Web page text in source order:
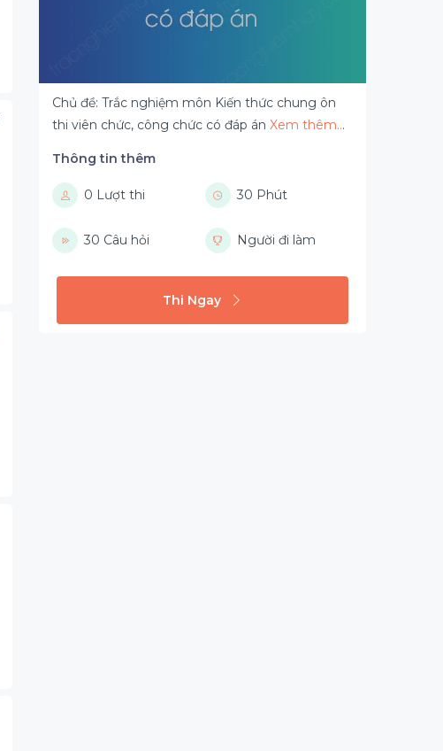
Chủ đề: Trắc nghiệm môn Kiến thức chung ôn
thi viên chức, công chức có đáp án Xem thêm...
Thông tin thêm
0 Lượt thi 30 Phút
30 Câu hỏi Người đi làm
Thi Ngay